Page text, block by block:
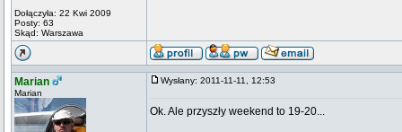
Dołączyła: 22 Kwi 2009
Posty: 63
Skąd: Warszawa
Marian
Marian
Wysłany: 2011-11-11, 12:53
Ok. Ale przyszły weekend to 19-20...